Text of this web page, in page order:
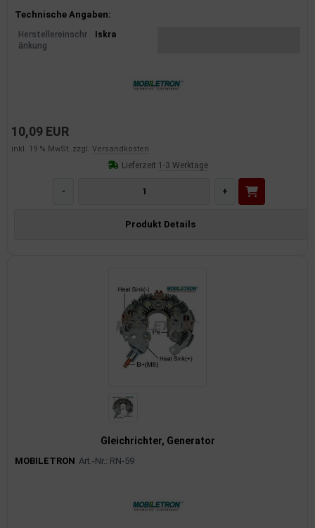
Produktinformationen
Technische Angaben:
Herstellereinschr
änkung
Iskra
10,09 EUR
inkl. 19 % MwSt. zzgl. Versandkosten
Lieferzeit:1-3 Werktage
- +
Produkt Details
Gleichrichter, Generator
MOBILETRON Art.-Nr.: RN-59